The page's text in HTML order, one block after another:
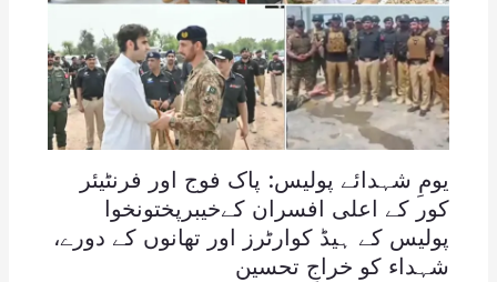
یومِ شہدائے پولیس: پاک فوج اور فرنٹیئر
کور کے اعلی افسران کےخیبرپختونخوا
پولیس کے ہیڈ کوارٹرز اور تھانوں کے دورے،
شہداء کو خراجِ تحسین